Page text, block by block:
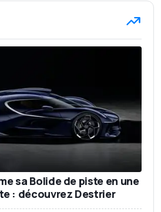
sa Bolide de piste en une
: découvrez Destrier